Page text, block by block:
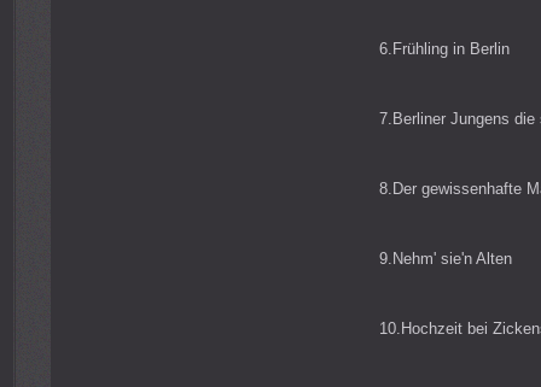
6.Frühling in Berlin
7.Berliner Jungens die
8.Der gewissenhafte
9.Nehm' sie'n Alten
10.Hochzeit bei